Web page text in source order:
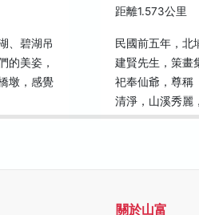
、碧湖吊
的美姿，
墩，感覺
距離1.573公里
民國前五年，北
建賢先生，策畫
祀奉仙爺，尊稱
清淨，山溪秀麗
關於山富